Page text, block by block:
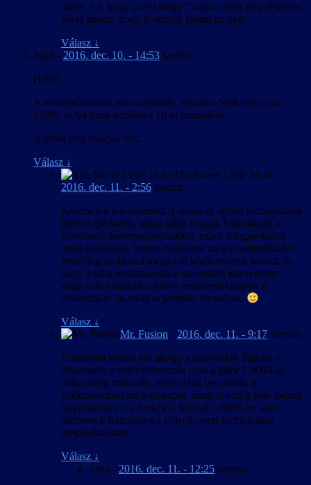
miért. Az, hogy „nem megy”, sajnos nem elég részletes
leírás ahhoz, hogy ki tudjuk találni az okát.
Válasz ↓
John - 2016. dec. 10. - 14:53 szerint:
Helló!
A videófeliratozás nem működik, steames Stalkerem van,
1.006, és 64 bites windows 10-et használok….
A többi rész magyar lett..
Válasz ↓
The Sweet Little 16-bit -
2016. dec. 11. - 2:56 szerint:
Köszönjük a hibajelzést. Lassan az égbolt tisztulásának
ideje is elérkezik, utána talán tudunk foglalkozni a
következő háttérprojektünkkel, ezzel. Megpróbálok
majd utánajárni, miben nyilvánul meg a nemműködés,
lehetőleg az általad megadott körülmények között, és
hogy a hiba korlátozódik-e az említett környezetre,
vagy más változaton illetve rendszerkiadáson is
előfordul-e. Ja, és ki is javítjuk, ha tudjuk.
Válasz ↓
Mr. Fusion - 2016. dec. 11. - 9:17 szerint:
Emlékeim szerint (és ahogy a tudnivalók fájlban is
olvasható) a videófeliratozás csak a játék 1.0003-as
változatáig működik, mert utána becsukták a
játékmotorban azt a kiskaput, amin át addig bele tudtuk
ügyeskedni azt a funkciót. Szóval 1.0006-on azért
nincsenek feliratozva a videók, mert technikailag
megoldhatatlan.
Válasz ↓
John - 2016. dec. 11. - 12:25 szerint: